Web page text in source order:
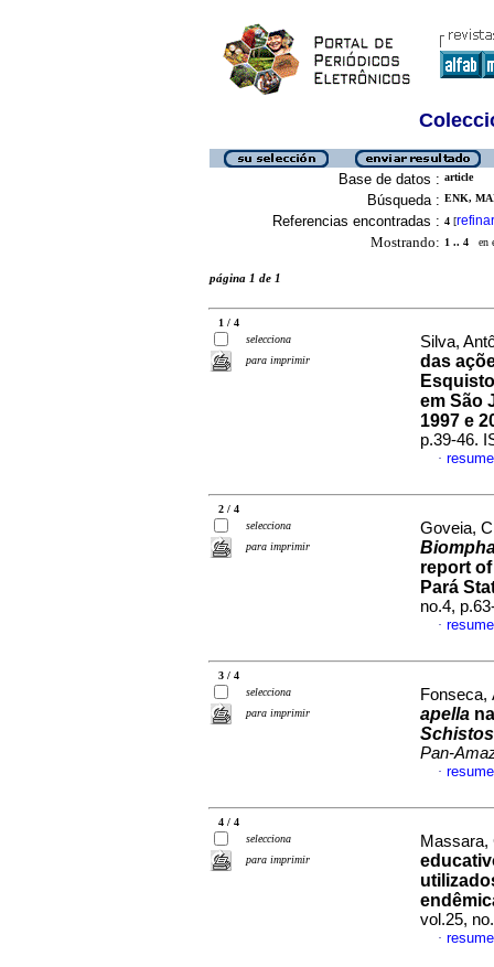
Base de datos : article
Búsqueda : ENK,
Referencias encontradas : 4 [refinar
Mostrando: 1 .. 4 en
página 1 de 1
1 / 4
selecciona
para imprimir
Silva,
das
em São
1997 e
p.39-46.
·
2 / 4
selecciona
para imprimir
Goveia,
report
Pará
no.4,
·
3 / 4
selecciona
para imprimir
Fonseca,
apella
Pan-
·
4 / 4
selecciona
para imprimir
Massara,
vol.25,
·